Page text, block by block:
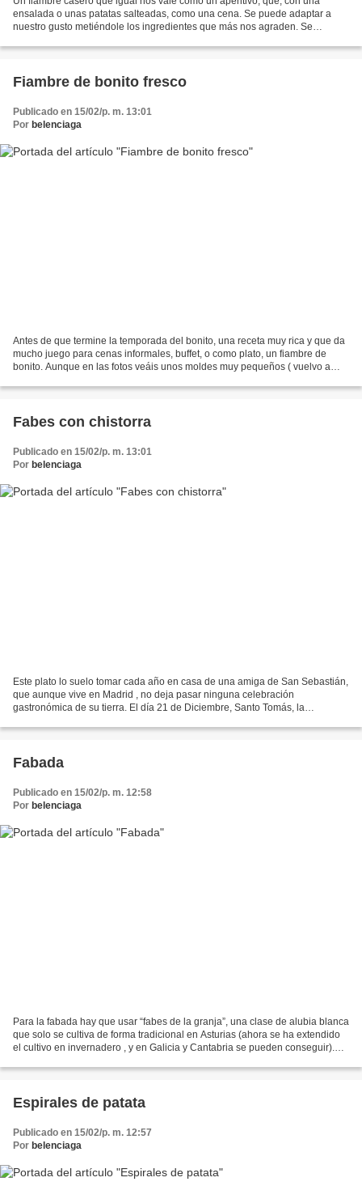
ensalada o unas patatas salteadas, como una cena. Se puede adaptar a
nuestro gusto metiéndole los ingredientes que más nos agraden. Se
Fiambre de bonito fresco
Publicado en 15/02/p. m. 13:01
Por belenciaga
Antes de que termine la temporada del bonito, una receta muy rica y que da
mucho juego para cenas informales, buffet, o como plato, un fiambre de
bonito. Aunque en las fotos veáis unos moldes muy pequeños ( vuelvo a
Fabes con chistorra
Publicado en 15/02/p. m. 13:01
Por belenciaga
Este plato lo suelo tomar cada año en casa de una amiga de San Sebastián,
que aunque vive en Madrid , no deja pasar ninguna celebración
gastronómica de su tierra. El día 21 de Diciembre, Santo Tomás, la
Fabada
Publicado en 15/02/p. m. 12:58
Por belenciaga
Para la fabada hay que usar “fabes de la granja”, una clase de alubia blanca
que solo se cultiva de forma tradicional en Asturias (ahora se ha extendido
el cultivo en invernadero , y en Galicia y Cantabria se pueden conseguir).
Espirales de patata
Publicado en 15/02/p. m. 12:57
Por belenciaga